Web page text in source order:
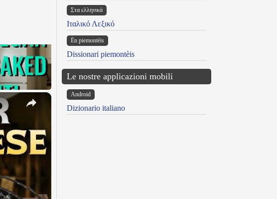
×
Στα ελληνικά
Ιταλικό Λεξικό
Ën piemontèis
Dissionari piemontèis
Le nostre applicazioni mobili
Android
Dizionario italiano